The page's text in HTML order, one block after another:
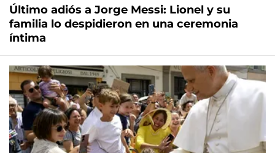
Último adiós a Jorge Messi: Lionel y su
familia lo despidieron en una ceremonia
íntima